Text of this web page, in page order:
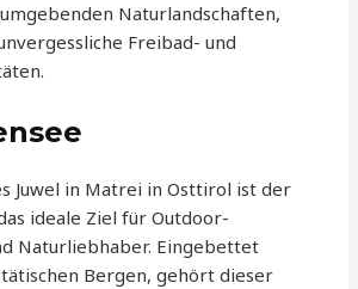
Naturlandschaften,
Freibad- und
Juwel in Matrei in Osttirol ist der
ideale Ziel für Outdoor-
Naturliebhaber. Eingebettet
Bergen, gehört dieser